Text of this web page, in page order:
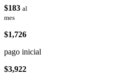
$183 al
mes
$1,726
pago inicial
$3,922